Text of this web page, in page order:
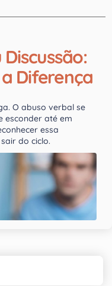
Diferença
O abuso verbal se
esconder até em
essa
do ciclo.